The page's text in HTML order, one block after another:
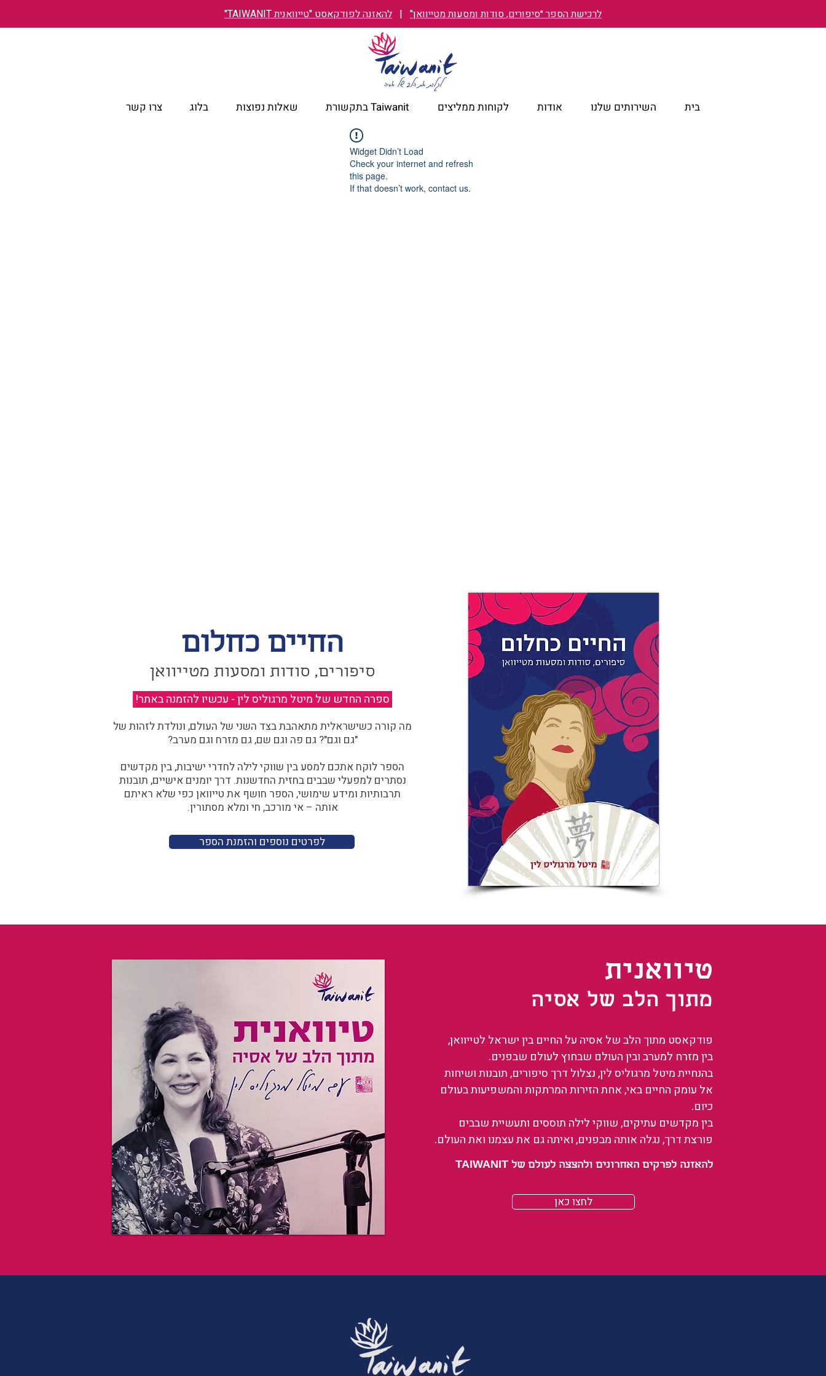
לרכישת הספר ״סיפורים, סודות ומסעות מטייוואן" | להאזנה לפודקאסט "טייוואנית TAIWANIT"
בית השירותים שלנו אודות לקוחות ממליצים Taiwanit בתקשורת שאלות נפוצות בלוג צרו קשר
Widget Didn’t Load
Check your internet and refresh
this page.
If that doesn’t work, contact us.
החיים כחלום
סיפורים, סודות ומסעות מטייוואן
ספרה החדש של מיטל מרגוליס לין - עכשיו להזמנה באתר!
מה קורה כשישראלית מתאהבת בצד השני של העולם, ונולדת לזהות של
"גם וגם"? גם פה וגם שם, גם מזרח וגם מערב?​​
הספר לוקח אתכם למסע בין שווקי לילה לחדרי ישיבות, בין מקדשים
נסתרים למפעלי שבבים בחזית החדשנות. דרך יומנים אישיים, תובנות
תרבותיות ומידע שימושי, הספר חושף את טייוואן כפי שלא ראיתם
אותה – אי מורכב, חי ומלא מסתורין.
לפרטים נוספים והזמנת הספר
טיוואנית
מתוך הלב של אסיה
פודקאסט מתוך הלב של אסיה על החיים בין ישראל לטייוואן,
בין מזרח למערב ובין העולם שבחוץ לעולם שבפנים.
בהנחיית מיטל מרגוליס לין, נצלול דרך סיפורים, תובנות ושיחות
אל עומק החיים באי, אחת הזירות המרתקות והמשפיעות בעולם
כיום.
בין מקדשים עתיקים, שווקי לילה תוססים ותעשיית שבבים
פורצת דרך, נגלה אותה מבפנים, ואיתה גם את עצמנו ואת העולם.
להאזנה לפרקים האחרונים ולהצצה לעולם של TAIWANIT
לחצו כאן